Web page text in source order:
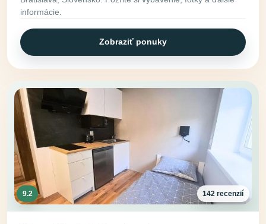
informácie.
Zobraziť ponuky
9.2 142 recenzií